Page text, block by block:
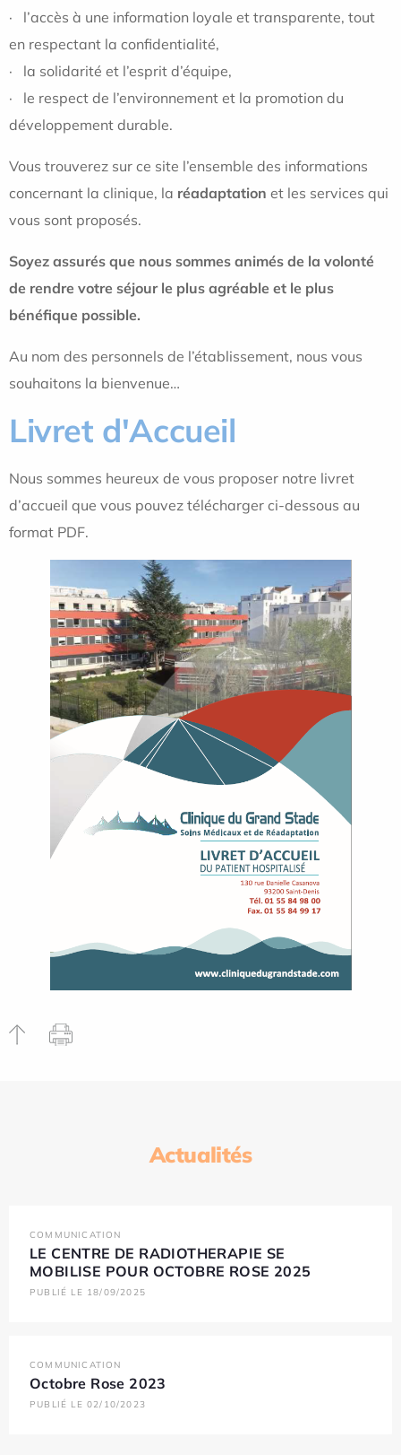
· l’accès à une information loyale et transparente, tout
en respectant la confidentialité,
· la solidarité et l’esprit d’équipe,
· le respect de l’environnement et la promotion du
développement durable.
Vous trouverez sur ce site l’ensemble des informations
concernant la clinique, la réadaptation et les services qui
vous sont proposés.
Soyez assurés que nous sommes animés de la volonté
de rendre votre séjour le plus agréable et le plus
bénéfique possible.
Au nom des personnels de l’établissement, nous vous
souhaitons la bienvenue…
Livret d'Accueil
Nous sommes heureux de vous proposer notre livret
d’accueil que vous pouvez télécharger ci-dessous au
format PDF.
Actualités
COMMUNICATION
LE CENTRE DE RADIOTHERAPIE SE
MOBILISE POUR OCTOBRE ROSE 2025
PUBLIÉ LE 18/09/2025
COMMUNICATION
Octobre Rose 2023
PUBLIÉ LE 02/10/2023